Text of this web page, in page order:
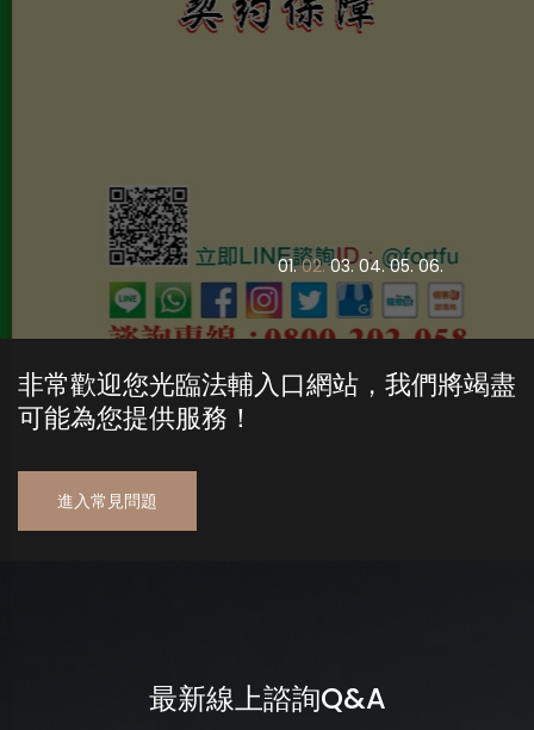
01. 02. 03. 04. 05. 06.
非常歡迎您光臨法輔入口網站，我們將竭盡
可能為您提供服務！
進入常見問題
最新線上諮詢Q&A